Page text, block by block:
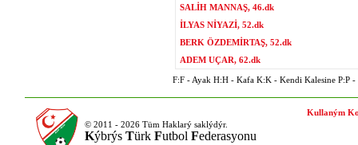
SALİH MANNAŞ, 46.dk
İLYAS NİYAZİ, 52.dk
BERK ÖZDEMİRTAŞ, 52.dk
ADEM UÇAR, 62.dk
F:F - Ayak H:H - Kafa K:K - Kendi Kalesine P:P -
© 2011 - 2026 Tüm Haklarý saklýdýr.
Kýbrýs Türk Futbol Federasyonu
Kullaným